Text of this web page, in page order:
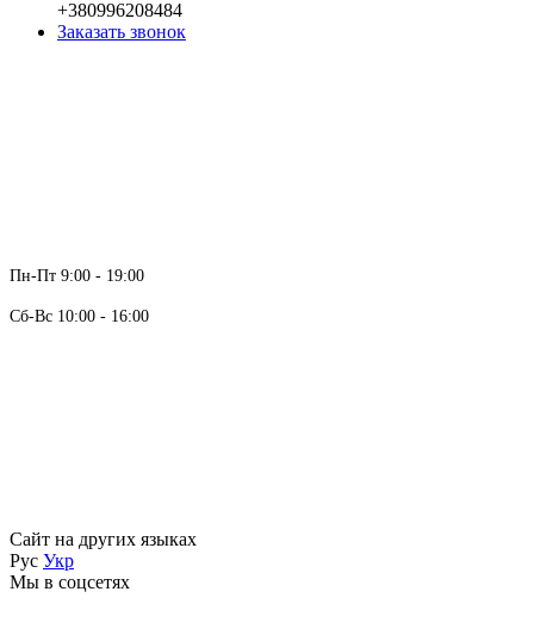
+380996208484
Заказать звонок
Пн-Пт 9:00 - 19:00
Сб-Вс 10:00 - 16:00
Сайт на других языках
Рус Укр
Мы в соцсетях